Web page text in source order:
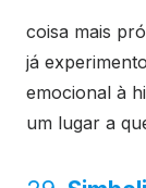
coisa mais
já
emocional à
um lugar a